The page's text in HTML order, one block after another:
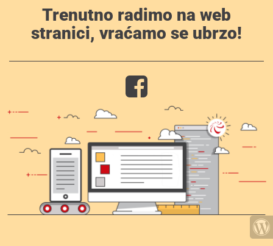
Trenutno radimo na web
stranici, vraćamo se ubrzo!